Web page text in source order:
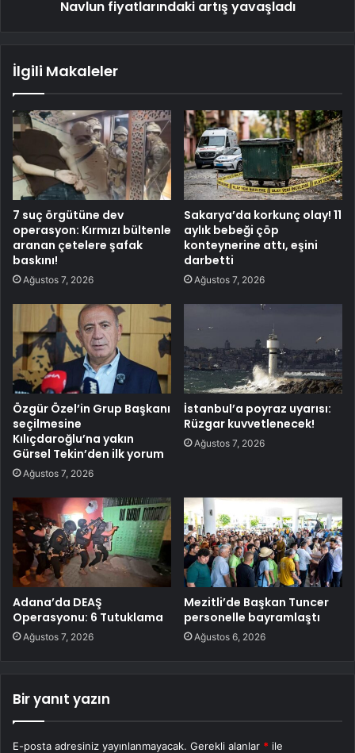
Navlun fiyatlarındaki artış yavaşladı
İlgili Makaleler
7 suç örgütüne dev
operasyon: Kırmızı bültenle
aranan çetelere şafak
baskını!
Ağustos 7, 2026
Sakarya’da korkunç olay! 11
aylık bebeği çöp
konteynerine attı, eşini
darbetti
Ağustos 7, 2026
Özgür Özel’in Grup Başkanı
seçilmesine
Kılıçdaroğlu’na yakın
Gürsel Tekin’den ilk yorum
Ağustos 7, 2026
İstanbul’a poyraz uyarısı:
Rüzgar kuvvetlenecek!
Ağustos 7, 2026
Adana’da DEAŞ
Operasyonu: 6 Tutuklama
Ağustos 7, 2026
Mezitli’de Başkan Tuncer
personelle bayramlaştı
Ağustos 6, 2026
Bir yanıt yazın
E-posta adresiniz yayınlanmayacak. Gerekli alanlar * ile